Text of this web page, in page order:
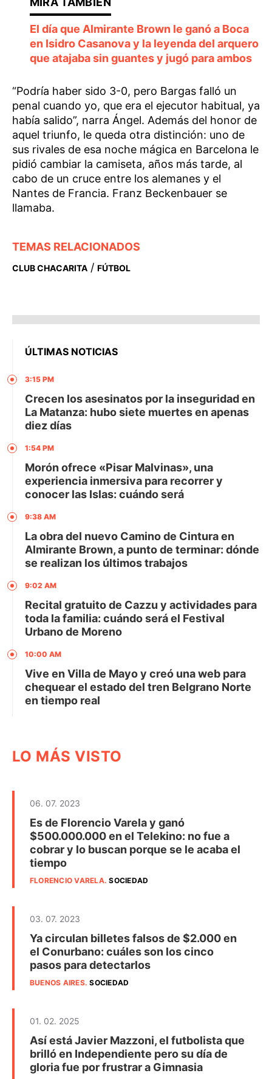
El día que Almirante Brown le ganó a Boca
en Isidro Casanova y la leyenda del arquero
que atajaba sin guantes y jugó para ambos
“Podría haber sido 3-0, pero Bargas falló un
penal cuando yo, que era el ejecutor habitual, ya
había salido”, narra Ángel. Además del honor de
aquel triunfo, le queda otra distinción: uno de
sus rivales de esa noche mágica en Barcelona le
pidió cambiar la camiseta, años más tarde, al
cabo de un cruce entre los alemanes y el
Nantes de Francia. Franz Beckenbauer se
llamaba.
TEMAS RELACIONADOS
CLUB CHACARITA / FÚTBOL
ÚLTIMAS NOTICIAS
3:15 PM
Crecen los asesinatos por la inseguridad en
La Matanza: hubo siete muertes en apenas
diez días
1:54 PM
Morón ofrece «Pisar Malvinas», una
experiencia inmersiva para recorrer y
conocer las Islas: cuándo será
9:38 AM
La obra del nuevo Camino de Cintura en
Almirante Brown, a punto de terminar: dónde
se realizan los últimos trabajos
9:02 AM
Recital gratuito de Cazzu y actividades para
toda la familia: cuándo será el Festival
Urbano de Moreno
10:00 AM
Vive en Villa de Mayo y creó una web para
chequear el estado del tren Belgrano Norte
en tiempo real
LO MÁS VISTO
06. 07. 2023
Es de Florencio Varela y ganó
$500.000.000 en el Telekino: no fue a
cobrar y lo buscan porque se le acaba el
tiempo
FLORENCIO VARELA.SOCIEDAD
03. 07. 2023
Ya circulan billetes falsos de $2.000 en
el Conurbano: cuáles son los cinco
pasos para detectarlos
BUENOS AIRES.SOCIEDAD
01. 02. 2025
Así está Javier Mazzoni, el futbolista que
brilló en Independiente pero su día de
gloria fue por frustrar a Gimnasia